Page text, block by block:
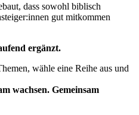
dass sowohl biblisch
gut mitkommen
ergänzt.
wähle eine Reihe aus und
wachsen. Gemeinsam